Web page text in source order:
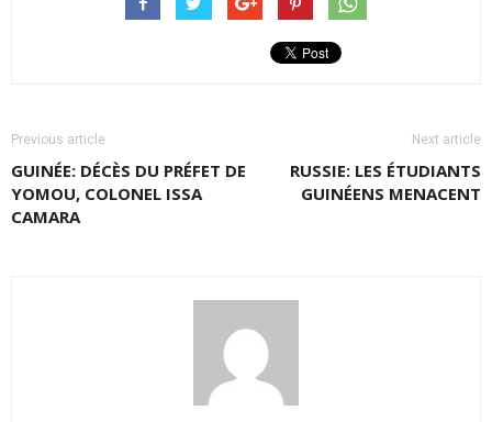
Previous article
GUINÉE: DÉCÈS DU PRÉFET DE
YOMOU, COLONEL ISSA
CAMARA
Next article
RUSSIE: LES ÉTUDIANTS
GUINÉENS MENACENT